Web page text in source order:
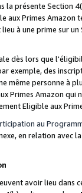
la présente Section
Primes Amazon
à une prime sur
dès lors que
exemple, des
personne à
Primes Amazon qui
Eligible aux
au
en relation avec
avoir lieu dans